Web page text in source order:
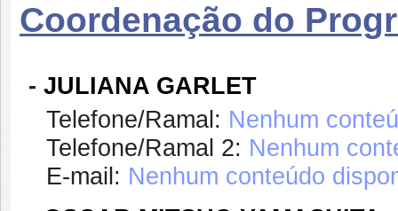
Coordenação do
- JULIANA GARLET
Telefone/Ramal: Nenhum
Telefone/Ramal 2: Nenhum
E-mail: Nenhum conteúdo